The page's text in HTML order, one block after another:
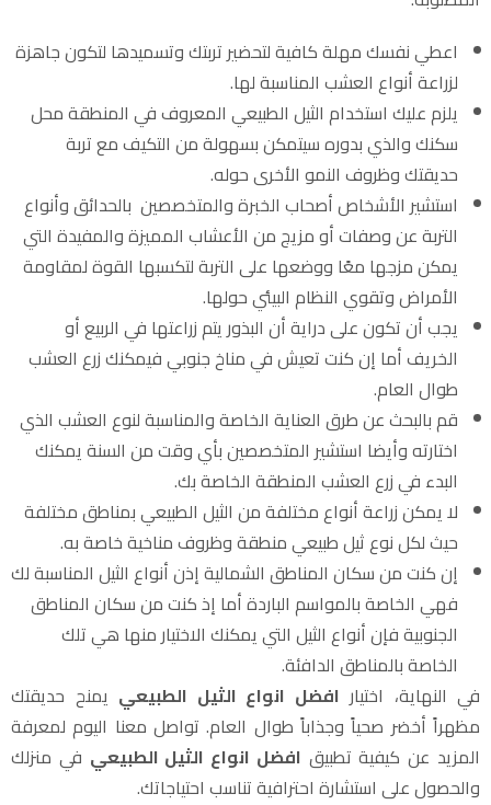
اعطي نفسك مهلة كافية لتحضير تربتك وتسميدها لتكون جاهزة
لزراعة أنواع العشب المناسبة لها.
يلزم عليك استخدام الثيل الطبيعي المعروف في المنطقة محل
سكنك والذي بدوره سيتمكن بسهولة من التكيف مع تربة
حديقتك وظروف النمو الأخرى حوله.
استشير الأشخاص أصحاب الخبرة والمتخصصين بالحدائق وأنواع
التربة عن وصفات أو مزيج من الأعشاب المميزة والمفيدة التي
يمكن مزجها معًا ووضعها على التربة لتكسبها القوة لمقاومة
الأمراض وتقوي النظام البيئي حولها.
يجب أن تكون على دراية أن البذور يتم زراعتها في الربيع أو
الخريف أما إن كنت تعيش في مناخ جنوبي فيمكنك زرع العشب
طوال العام.
قم بالبحث عن طرق العناية الخاصة والمناسبة لنوع العشب الذي
اختارته وأيضا استشير المتخصصين بأي وقت من السنة يمكنك
البدء في زرع العشب المنطقة الخاصة بك.
لا يمكن زراعة أنواع مختلفة من الثيل الطبيعي بمناطق مختلفة
حيث لكل نوع ثيل طبيعي منطقة وظروف مناخية خاصة به.
إن كنت من سكان المناطق الشمالية إذن أنواع الثيل المناسبة لك
فهي الخاصة بالمواسم الباردة أما إذ كنت من سكان المناطق
الجنوبية فإن أنواع الثيل التي يمكنك الاختيار منها هي تلك
الخاصة بالمناطق الدافئة.
في النهاية، اختيار افضل انواع الثيل الطبيعي يمنح حديقتك
مظهراً أخضر صحياً وجذاباً طوال العام. تواصل معنا اليوم لمعرفة
المزيد عن كيفية تطبيق افضل انواع الثيل الطبيعي في منزلك
والحصول على استشارة احترافية تناسب احتياجاتك.